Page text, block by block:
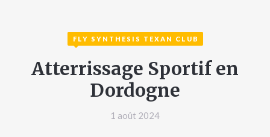
FLY SYNTHESIS TEXAN CLUB
Atterrissage Sportif en
Dordogne
1 août 2024